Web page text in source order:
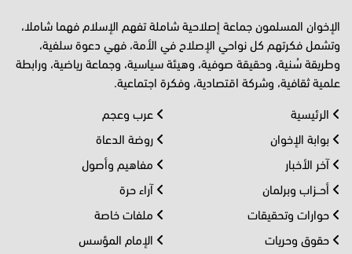
الإخوان المسلمون جماعة إصلاحية شاملة تفهم الإسلام فهما شاملا،
وتشمل فكرتهم كل نواحي الإصلاح في الأمة، فهي دعوة سلفية،
وطريقة سُنية، وحقيقة صوفية، وهيئة سياسية، وجماعة رياضية، ورابطة
علمية ثقافية، وشركة اقتصادية، وفكرة اجتماعية.
الرئيسية
بوابة الإخوان
آخر الأخبار
أحــزاب وبرلمان
حوارات وتحقيقات
حقوق وحريات
عرب وعجم
روضة الدعاة
مفاهيم وأصول
آراء حرة
ملفات خاصة
الإمام المؤسس